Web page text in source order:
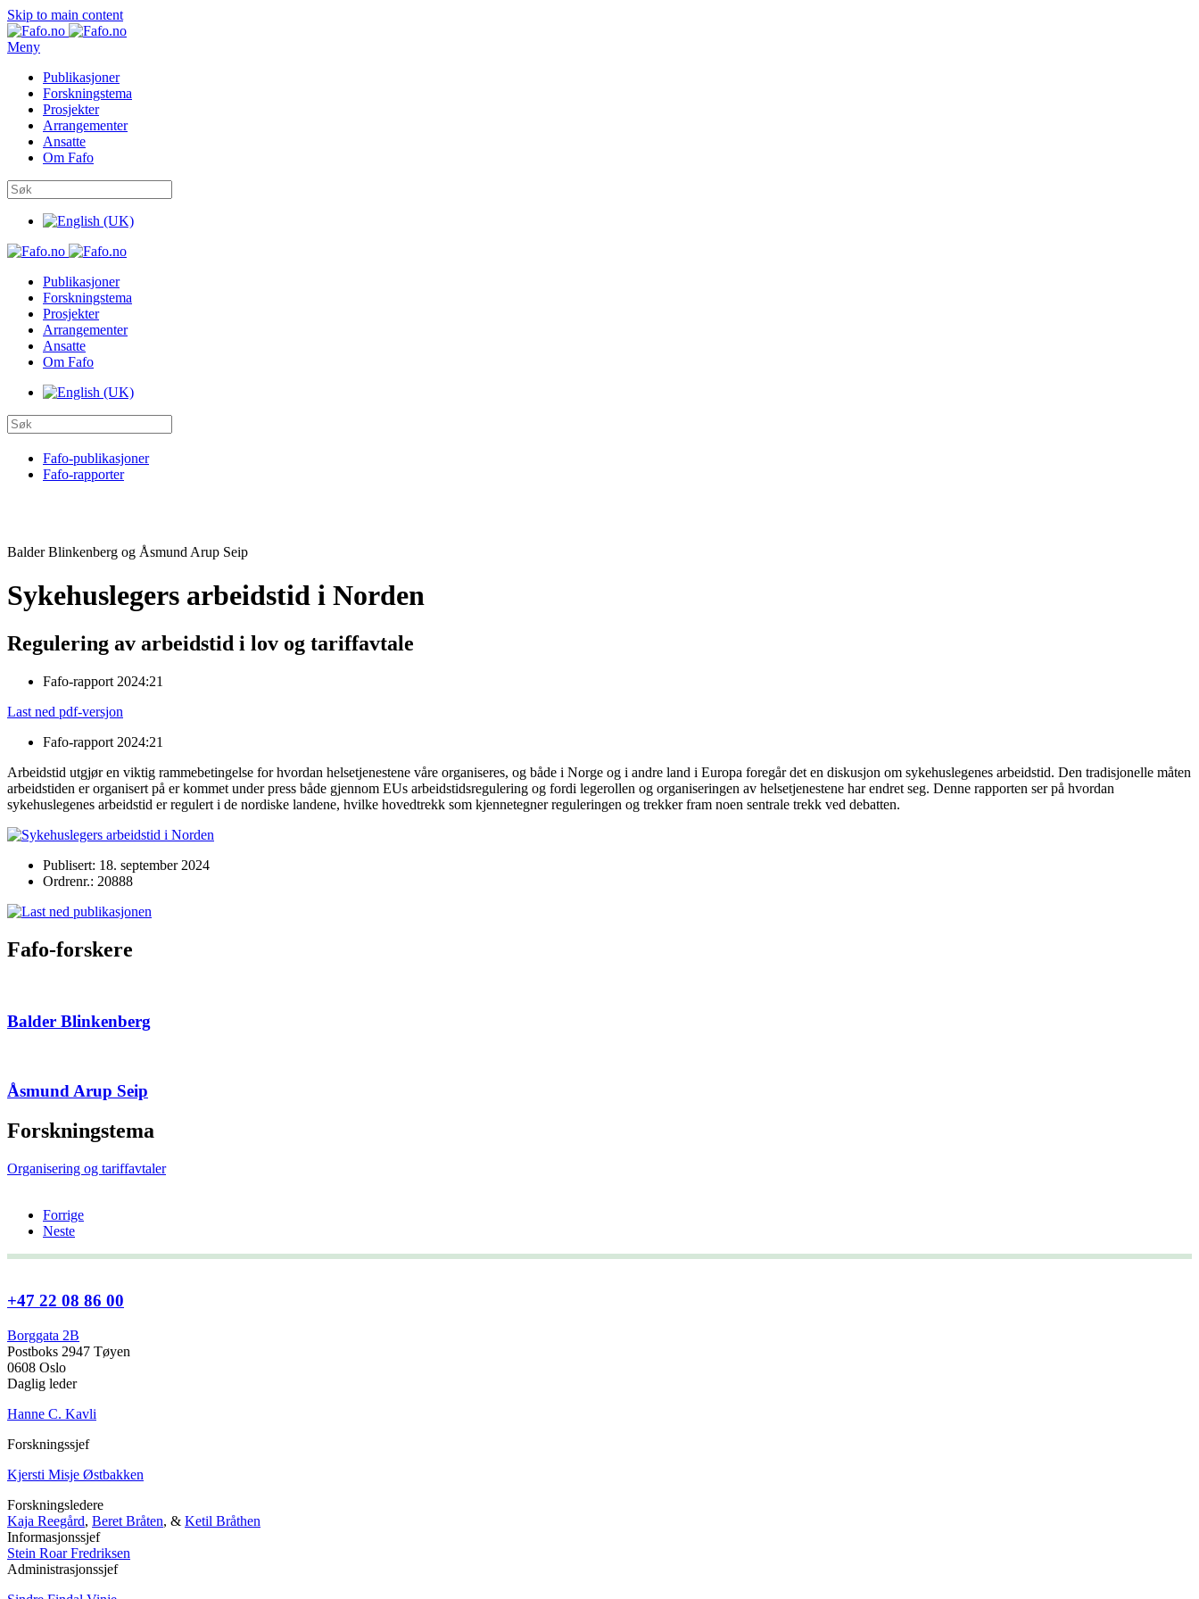
Skip to main content
Meny
Publikasjoner
Forskningstema
Prosjekter
Arrangementer
Ansatte
Om Fafo
Publikasjoner
Forskningstema
Prosjekter
Arrangementer
Ansatte
Om Fafo
Fafo-publikasjoner
Fafo-rapporter
Balder Blinkenberg og Åsmund Arup Seip
Sykehuslegers arbeidstid i Norden
Regulering av arbeidstid i lov og tariffavtale
Fafo-rapport 2024:21
Last ned pdf-versjon
Fafo-rapport 2024:21
Arbeidstid utgjør en viktig rammebetingelse for hvordan helsetjenestene våre organiseres, og både i Norge og i andre land i Europa foregår det en diskusjon om sykehuslegenes arbeidstid. Den tradisjonelle måten
arbeidstiden er organisert på er kommet under press både gjennom EUs arbeidstidsregulering og fordi legerollen og organiseringen av helsetjenestene har endret seg. Denne rapporten ser på hvordan
sykehuslegenes arbeidstid er regulert i de nordiske landene, hvilke hovedtrekk som kjennetegner reguleringen og trekker fram noen sentrale trekk ved debatten.
Publisert: 18. september 2024
Ordrenr.: 20888
Fafo-forskere
Balder Blinkenberg
Åsmund Arup Seip
Forskningstema
Organisering og tariffavtaler
Forrige
Neste
+47 22 08 86 00
Borggata 2B
Postboks 2947 Tøyen
0608 Oslo
Daglig leder
Hanne C. Kavli
Forskningssjef
Kjersti Misje Østbakken
Forskningsledere
Kaja Reegård, Beret Bråten, & Ketil Bråthen
Informasjonssjef
Stein Roar Fredriksen
Administrasjonssjef